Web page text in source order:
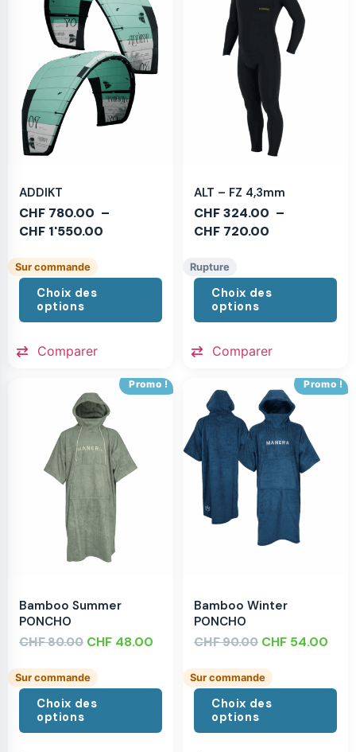
ADDIKT
CHF 780.00 –
CHF 1'550.00
Sur commande
Choix des
options
Comparer
ALT – FZ 4,3mm
CHF324.00 –
CHF 720.00
Rupture
Choix des
options
Comparer
Promo !
Bamboo Summer
PONCHO
CHF80.00 CHF 48.00
Sur commande
Choix des
options
Promo !
Bamboo Winter
PONCHO
CHF90.00 CHF 54.00
Sur commande
Choix des
options